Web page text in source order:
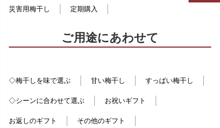
災害用梅干し 定期購入
ご用途にあわせて
◇梅干しを味で選ぶ 甘い梅干し すっぱい梅干し
◇シーンに合わせて選ぶ お祝いギフト
お返しのギフト その他のギフト